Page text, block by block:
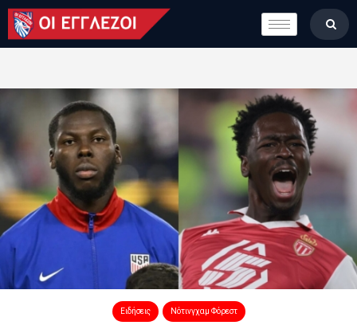
LONDON CALLING
ΚΑΤΗΓΟΡΙΕΣ
ΒΑΘΜΟΛΟΓΙΕΣ
ΟΜΑΔΕΣ
ΠΟΙΟΙ ΕΙΜΑΣΤΕ
Ειδήσεις Νότινγχαμ Φόρεστ